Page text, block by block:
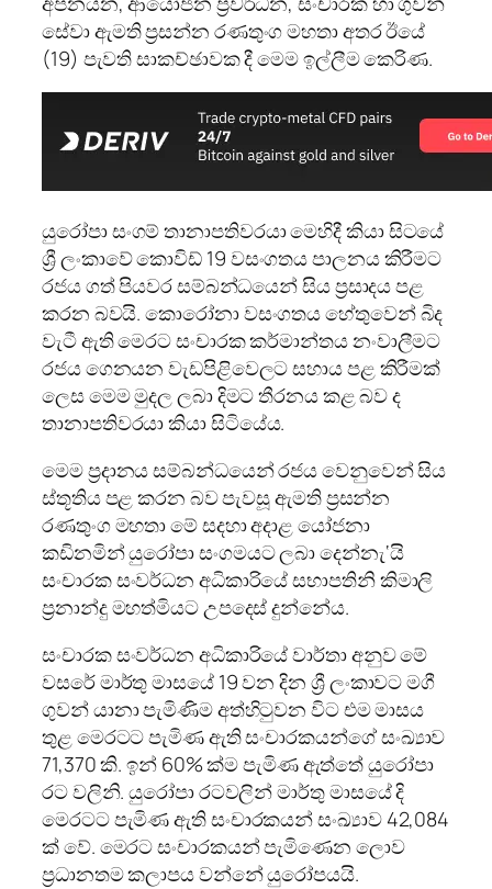
සේවා ඇමති ප්‍රසන්න රණතුංග මහතා අතර ඊයේ
(19) පැවති සාකච්ඡාවක දී මෙම ඉල්ලීම කෙරිණ.
යුරෝපා සංගම් තානාපතිවරයා මෙහිදී කියා සිටයේ
ශ්‍රී ලංකාවේ කොවිඩ් 19 වසංගතය පාලනය කිරීමට
රජය ගත් පියවර සම්බන්ධයෙන් සිය ප්‍රසාදය පළ
කරන බවයි. කොරෝනා වසංගතය හේතුවෙන් බිද
වැටී ඇති මෙරට සංචාරක කර්මාන්තය නංවාලීමට
රජය ගෙනයන වැඩපිළිවෙලට සහාය පළ කිරීමක්
ලෙස මෙම මුදල ලබා දිමට තීරනය කළ බව ද
තානාපතිවරයා කියා සිටියේය.
මෙම ප්‍රදානය සම්බන්ධයෙන් රජය වෙනුවෙන් සිය
ස්තූතිය පළ කරන බව පැවසූ ඇමති ප්‍රසන්න
රණතුංග මහතා මේ සදහා අදාළ යෝජනා
කඩිනමින් යුරෝපා සංගමයට ලබා දෙන්නැ‘යි
සංචාරක සංවර්ධන අධිකාරියේ සභාපතිනි කිමාලි
ප්‍රනාන්දු මහත්මියට උපදෙස් දුන්නේය.
සංචාරක සංවර්ධන අධිකාරියේ වාර්තා අනුව මේ
වසරේ මාර්තු මාසයේ 19 වන දින ශ්‍රී ලංකාවට මගී
ගුවන් යානා පැමිණිම අත්හිටුවන විට එම මාසය
තුළ මෙරටට පැමිණ ඇති සංචාරකයන්ගේ සංඛ්‍යාව
71,370 කි. ඉන් 60% ක්ම පැමිණ ඇත්තේ යුරෝපා
රට වලිනි. යුරෝපා රටවලින් මාර්තු මාසයේ දි
මෙරටට පැමිණ ඇති සංචාරකයන් සංඛ්‍යාව 42,084
ක් වේ. මෙරට සංචාරකයන් පැමිණෙන ලොව
ප්‍රධානතම කලාපය වන්නේ යුරෝපයයි.